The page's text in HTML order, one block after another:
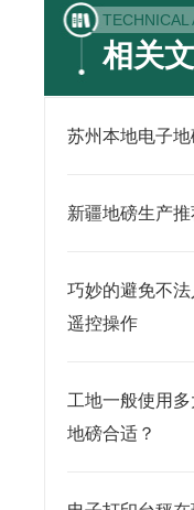
TECHNICAL
相关
苏州本地电子
新疆地磅生产
巧妙的避免不
遥控操作
工地一般使用
地磅合适？